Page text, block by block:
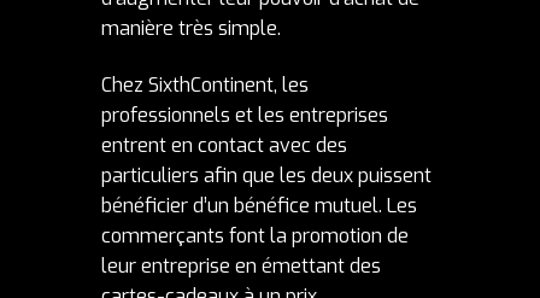
manière très simple.
Chez SixthContinent, les
professionnels et les entreprises
entrent en contact avec des
particuliers afin que les deux puissent
bénéficier d’un bénéfice mutuel. Les
commerçants font la promotion de
leur entreprise en émettant des